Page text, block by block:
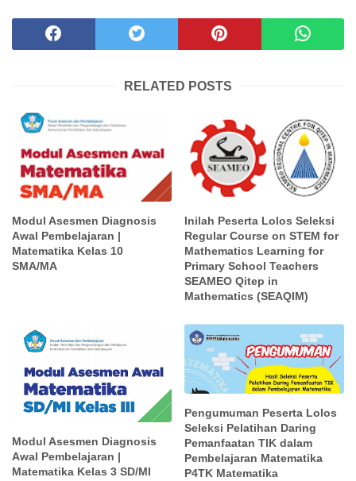
RELATED POSTS
Modul Asesmen Diagnosis
Awal Pembelajaran |
Matematika Kelas 10
SMA/MA
Inilah Peserta Lolos Seleksi
Regular Course on STEM for
Mathematics Learning for
Primary School Teachers
SEAMEO Qitep in
Mathematics (SEAQIM)
Modul Asesmen Diagnosis
Awal Pembelajaran |
Matematika Kelas 3 SD/MI
Pengumuman Peserta Lolos
Seleksi Pelatihan Daring
Pemanfaatan TIK dalam
Pembelajaran Matematika
P4TK Matematika